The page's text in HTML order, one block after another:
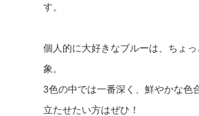
す。
個人的に大好きなブルーは、ちょ
象。
3色の中では一番深く、鮮やかな色
立たせたい方はぜひ！